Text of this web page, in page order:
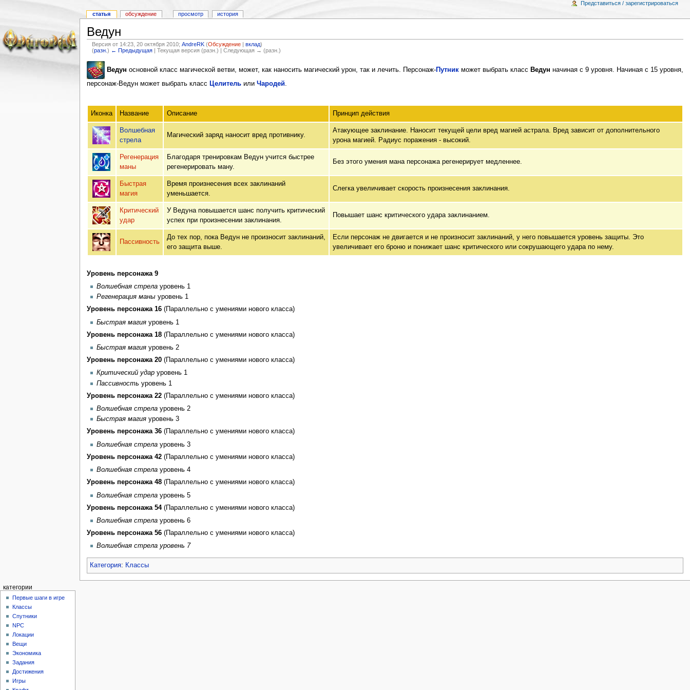
Ведун
Версия от 14:23, 20 октября 2010;AndreRK (Обсуждение |вклад)
(разн.) ← Предыдущая | Текущая версия (разн.) | Следующая → (разн.)
Ведун основной класс магической ветви, может, как наносить магический урон, так и лечить. Персонаж-Путникможет выбрать класс Ведун начиная с 9 уровня. Начиная с 15 уровня,
персонаж-Ведун может выбрать класс Целительили Чародей.
Иконка Название Описание Принцип действия
Волшебная
стрела
Магический заряд наносит вред противнику.
Атакующее заклинание. Наносит текущей цели вред магией астрала. Вред зависит от дополнительного
урона магией. Радиус поражения - высокий.
Регенерация
маны
Благодаря тренировкам Ведун учится быстрее
регенерировать ману.
Без этого умения мана персонажа регенерирует медленнее.
Быстрая
магия
Время произнесения всех заклинаний
уменьшается.
Слегка увеличивает скорость произнесения заклинания.
Критический
удар
У Ведуна повышается шанс получить критический
успех при произнесении заклинания.
Повышает шанс критического удара заклинанием.
Пассивность
До тех пор, пока Ведун не произносит заклинаний,
его защита выше.
Если персонаж не двигается и не произносит заклинаний, у него повышается уровень защиты. Это
увеличивает его броню и понижает шанс критического или сокрушающего удара по нему.
Уровень персонажа 9
Волшебная стрелауровень 1
Регенерация маныуровень 1
Уровень персонажа 16(Параллельно с умениями нового класса)
Быстрая магияуровень 1
Уровень персонажа 18(Параллельно с умениями нового класса)
Быстрая магияуровень 2
Уровень персонажа 20(Параллельно с умениями нового класса)
Критический ударуровень 1
Пассивность уровень 1
Уровень персонажа 22(Параллельно с умениями нового класса)
Волшебная стрелауровень 2
Быстрая магияуровень 3
Уровень персонажа 36(Параллельно с умениями нового класса)
Волшебная стрелауровень 3
Уровень персонажа 42(Параллельно с умениями нового класса)
Волшебная стрелауровень 4
Уровень персонажа 48(Параллельно с умениями нового класса)
Волшебная стрелауровень 5
Уровень персонажа 54(Параллельно с умениями нового класса)
Волшебная стрелауровень 6
Уровень персонажа 56(Параллельно с умениями нового класса)
Волшебная стрела уровень 7
Категория: Классы
статья обсуждение просмотр история
Представиться / зарегистрироваться
категории
Первые шаги в игре
Классы
Спутники
NPC
Локации
Вещи
Экономика
Задания
Достижения
Игры